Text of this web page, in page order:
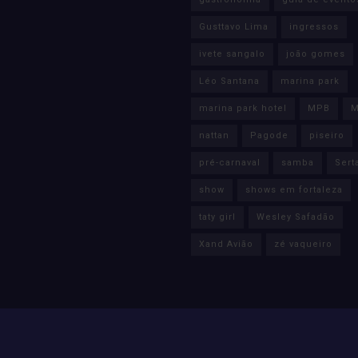
Gusttavo Lima ingressos
ivete sangalo joão gomes
Léo Santana marina park
marina park hotel MPB
nattan Pagode piseiro
pré-carnaval samba
show shows em fortaleza
taty girl Wesley Safadão
Xand Avião zé vaqueiro